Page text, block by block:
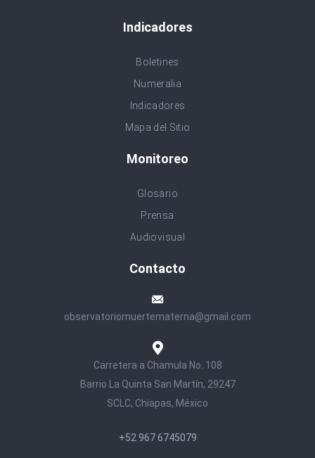
Indicadores
Boletines
Numeralia
Indicadores
Mapa del Sitio
Monitoreo
Glosario
Prensa
Audiovisual
Contacto
observatoriomuertematerna@gmail.com
Carretera a Chamula No. 108
Barrio La Quinta San Martín, 29247
SCLC, Chiapas, México
+52 967 6745079